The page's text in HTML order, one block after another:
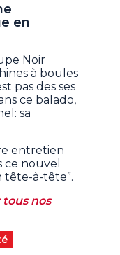
en
Noir
à boules
pas des ses
ce balado,
sa
entretien
ce nouvel
tête-à-tête”.
nos